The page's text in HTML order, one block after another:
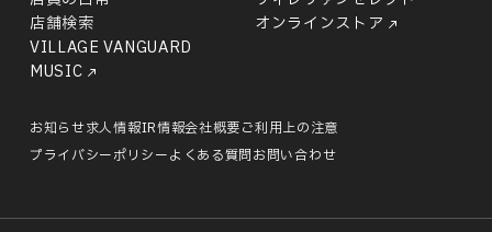
店舗検索
オンラインストア
VILLAGE VANGUARD
MUSIC
お知らせ求人情報IR情報会社概要ご利用上の注意
プライバシーポリシーよくある質問お問い合わせ